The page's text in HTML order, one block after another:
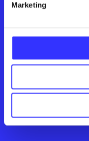
Marketing
Kontakt os
English